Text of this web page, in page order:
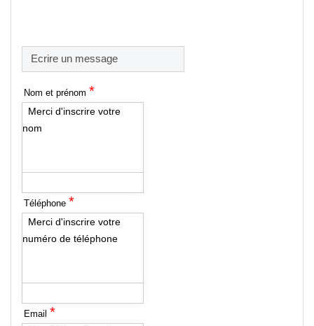
Ecrire un message
Nom et prénom *
Merci d'inscrire votre
nom
Téléphone *
Merci d'inscrire votre
numéro de téléphone
Email *